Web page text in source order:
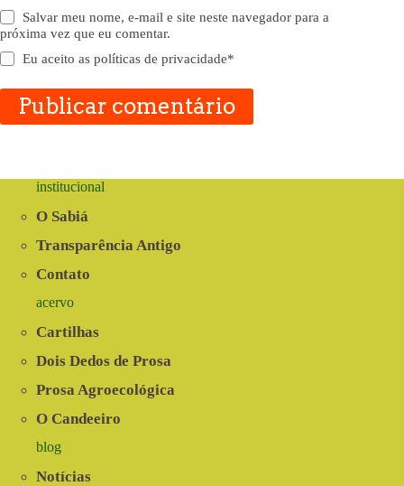
Salvar meu nome, e-mail e site neste navegador para a
próxima vez que eu comentar.
Eu aceito aspolíticas de privacidade*
Publicar comentário
institucional
O Sabiá
Transparência Antigo
Contato
acervo
Cartilhas
Dois Dedos de Prosa
Prosa Agroecológica
O Candeeiro
blog
Notícias